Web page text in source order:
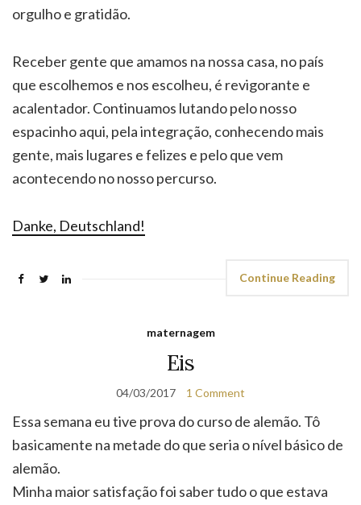
orgulho e gratidão.
Receber gente que amamos na nossa casa, no país
que escolhemos e nos escolheu, é revigorante e
acalentador. Continuamos lutando pelo nosso
espacinho aqui, pela integração, conhecendo mais
gente, mais lugares e felizes e pelo que vem
acontecendo no nosso percurso.
Danke, Deutschland!
Continue Reading
maternagem
Eis
04/03/2017 1 Comment
Essa semana eu tive prova do curso de alemão. Tô
basicamente na metade do que seria o nível básico de
alemão.
Minha maior satisfação foi saber tudo o que estava